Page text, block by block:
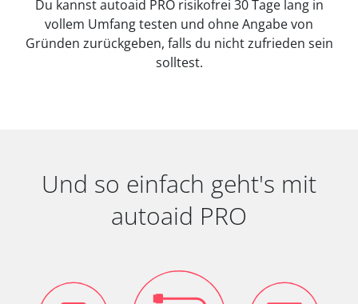
Du kannst autoaid PRO risikofrei 30 Tage lang in
vollem Umfang testen und ohne Angabe von
Gründen zurückgeben, falls du nicht zufrieden sein
solltest.
Und so einfach geht's mit
autoaid PRO